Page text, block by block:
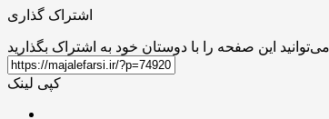
اشتراک گذاری
کپی لینک